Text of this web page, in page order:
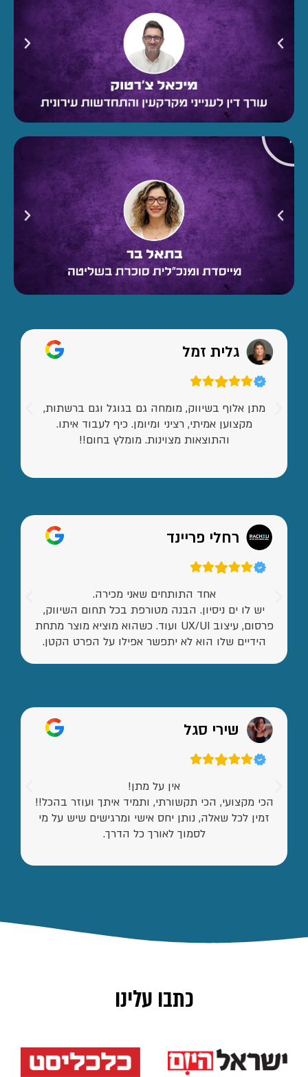
גלית זמל
מתן אלוף בשיווק, מומחה גם בגוגל וגם ברשתות,
מקצוען אמיתי, רציני ומיומן. כיף לעבוד איתו.
והתוצאות מצוינות. מומלץ בחום!!
רחלי פריינד
אחד התותחים שאני מכירה.
יש לו ים ניסיון. הבנה מטורפת בכל תחום השיווק,
פרסום, עיצוב UX/UI ועוד. כשהוא מוציא מוצר מתחת
הידיים שלו הוא לא יתפשר אפילו על הפרט הקטן.
שירי סגל
אין על מתן!
הכי מקצועי, הכי תקשורתי, ותמיד איתך ועוזר בהכל!!
זמין לכל שאלה, נותן יחס אישי ומרגישים שיש על מי
לסמוך לאורך כל הדרך.
כתבו עלינו